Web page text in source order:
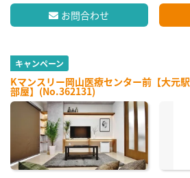
お問合わせ
キャンペーン
Kマンスリー岡山医療センター前【大元
部屋】(No.362131)